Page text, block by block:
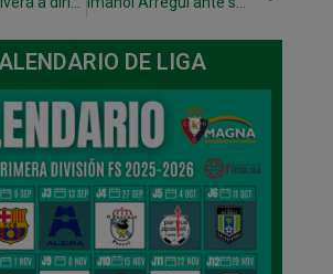
DE LIGA